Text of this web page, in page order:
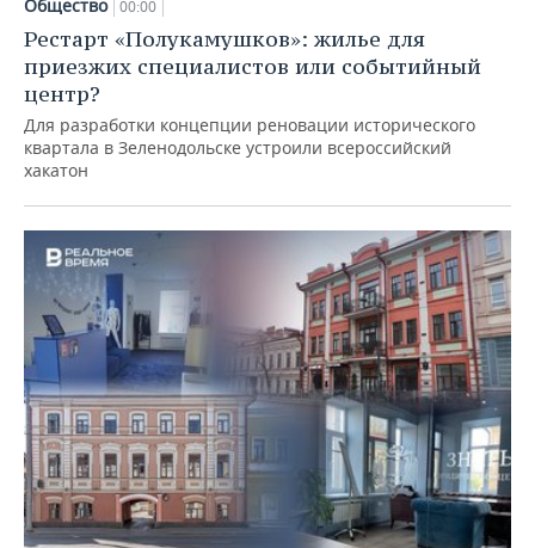
Общество 00:00
Рестарт «Полукамушков»: жилье для
приезжих специалистов или событийный
центр?
Для разработки концепции реновации исторического
квартала в Зеленодольске устроили всероссийский
хакатон